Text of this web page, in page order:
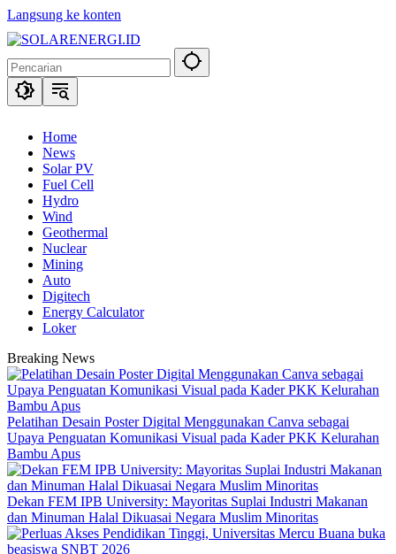
Langsung ke konten
Home
News
Solar PV
Fuel Cell
Hydro
Wind
Geothermal
Nuclear
Mining
Auto
Digitech
Energy Calculator
Loker
Breaking News
Pelatihan Desain Poster Digital Menggunakan Canva sebagai
Upaya Penguatan Komunikasi Visual pada Kader PKK Kelurahan
Bambu Apus
Dekan FEM IPB University: Mayoritas Suplai Industri Makanan
dan Minuman Halal Dikuasai Negara Muslim Minoritas